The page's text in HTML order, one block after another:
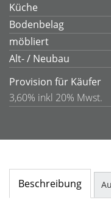
Küche
Bodenbelag
möbliert
Alt- / Neubau
Provision für Käufer
3,60% inkl 20% Mwst.
Beschreibung